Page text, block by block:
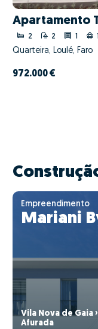
Apartamento
2 2
Quarteira, Loulé, Faro
972.000 €
Empreendimento
Mariani
Vila Nova de Gaia
Afurada